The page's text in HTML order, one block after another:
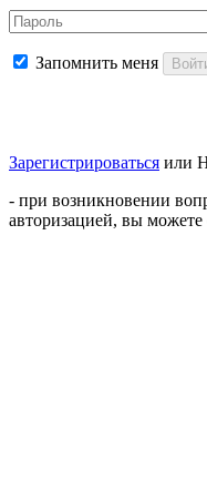
Запомнить меня
Зарегистрироваться или
- при возникновении
авторизацией, вы